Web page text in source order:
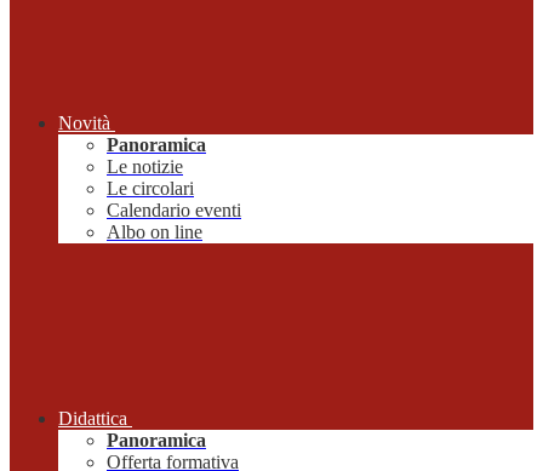
Novità
Panoramica
Le notizie
Le circolari
Calendario eventi
Albo on line
Didattica
Panoramica
Offerta formativa